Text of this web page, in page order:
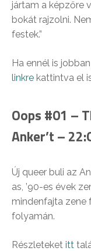
jártam a képzőre
bokát rajzolni.
festek.”
Ha ennél is
linkre kattintva el
Oops #01 –
Anker’t –
Új queer buli az
as, ’90-es évek
mindenfajta zene
folyamán.
Részleteket itt